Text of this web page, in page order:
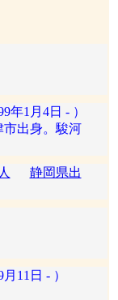
年1月4日 - ）
市出身。駿河
静岡県出
11日 - ）